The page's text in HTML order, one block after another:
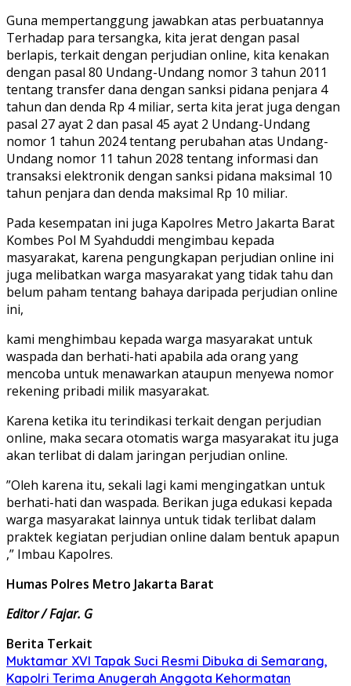
Guna mempertanggung jawabkan atas perbuatannya
Terhadap para tersangka, kita jerat dengan pasal
berlapis, terkait dengan perjudian online, kita kenakan
dengan pasal 80 Undang-Undang nomor 3 tahun 2011
tentang transfer dana dengan sanksi pidana penjara 4
tahun dan denda Rp 4 miliar, serta kita jerat juga dengan
pasal 27 ayat 2 dan pasal 45 ayat 2 Undang-Undang
nomor 1 tahun 2024 tentang perubahan atas Undang-
Undang nomor 11 tahun 2028 tentang informasi dan
transaksi elektronik dengan sanksi pidana maksimal 10
tahun penjara dan denda maksimal Rp 10 miliar.
Pada kesempatan ini juga Kapolres Metro Jakarta Barat
Kombes Pol M Syahduddi mengimbau kepada
masyarakat, karena pengungkapan perjudian online ini
juga melibatkan warga masyarakat yang tidak tahu dan
belum paham tentang bahaya daripada perjudian online
ini,
kami menghimbau kepada warga masyarakat untuk
waspada dan berhati-hati apabila ada orang yang
mencoba untuk menawarkan ataupun menyewa nomor
rekening pribadi milik masyarakat.
Karena ketika itu terindikasi terkait dengan perjudian
online, maka secara otomatis warga masyarakat itu juga
akan terlibat di dalam jaringan perjudian online.
”Oleh karena itu, sekali lagi kami mengingatkan untuk
berhati-hati dan waspada. Berikan juga edukasi kepada
warga masyarakat lainnya untuk tidak terlibat dalam
praktek kegiatan perjudian online dalam bentuk apapun
,” Imbau Kapolres.
Humas Polres Metro Jakarta Barat
Editor / Fajar. G
Berita Terkait
Muktamar XVI Tapak Suci Resmi Dibuka di Semarang,
Kapolri Terima Anugerah Anggota Kehormatan